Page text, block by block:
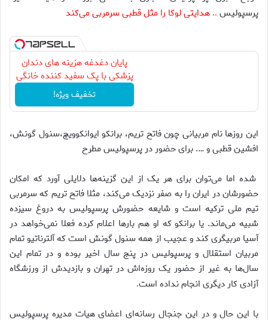
پرسپولیس .. هدایتی لوکا را مثل قطبی سرمربی می‌کند
پایان دغدغه هزینه های دندان
پزشکی با پک سفید کننده خانگی
تخفیف ویژه!
این روزها نام مربیانی چون فاتح تریم، برانکو ایوانکوویچ،‌سنول گونش،
افشین قطبی و …. برای حضور در پرسپولیس مطرح
شده اما می‌توان برای هر یک از این گزینه‌ها دلایلی آورد که امکان
حضورشان در ایران را به صفر نزدیک می‌کند، مثلا فاتح تریم که سرمربی
تیم ملی ترکیه است و شایعه حضورش پرسپولیس به دروغ سیزده
شبیه می‌ماند. یا برانکو که او هم بارها اعلام کرده فعلا نمی‌خواهد در
آسیا مربیگری کند و عجیب از همه سنول گونش است که آلترناتیو تمام
مربیان استقلال و پرسپولیس در پنج سال اخیر بوده و در تمام این
سال‌ها به غیر از حضور یک روزه‌اش در تهران و بازدیدش از ورزشگاه‌
آزادی کار دیگری انجام نداده است.
با این حال و در این جنجال رسانه‌ای اعضای هیات مدیره پرسپولیس